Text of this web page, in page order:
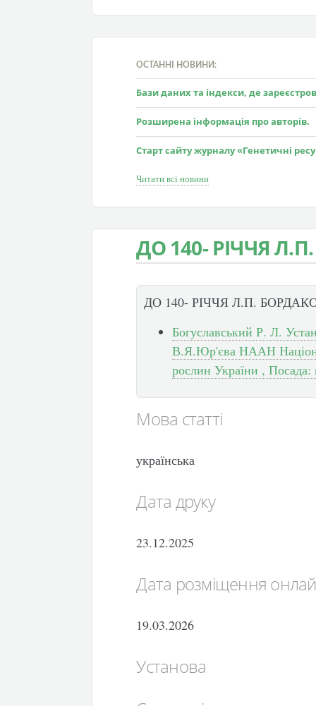
ОСТАННІ НОВИНИ:
Бази даних та індекси, де
Розширена інформація про авторів.
Старт сайту журналу «Генетичні
Читати всі новини
ДО 140- РІЧЧЯ
ДО 140- РІЧЧЯ Л.П.
Богуславський Р. Л.
В.Я.Юр'єва НААН
рослин України , Посада:
Мова статті
українська
Дата друку
23.12.2025
Дата розміщення
19.03.2026
Установа